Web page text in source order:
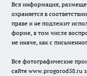
Вся информация,
охраняется в
праве и не подлежит
форме, в том числе
не иначе, как с
Все фотографические
сайте www.progorod58.ru